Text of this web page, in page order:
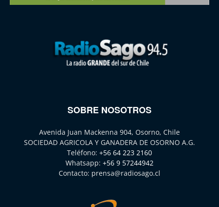
SOBRE NOSOTROS
Avenida Juan Mackenna 904, Osorno, Chile
SOCIEDAD AGRICOLA Y GANADERA DE OSORNO A.G.
Teléfono: +56 64 223 2160
Whatsapp: +56 9 57244942
Contacto: prensa@radiosago.cl